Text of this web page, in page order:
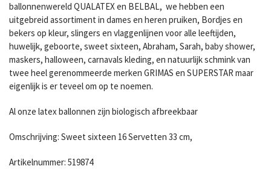
ballonnenwereld QUALATEX en BELBAL, we hebben een
uitgebreid assortiment in dames en heren pruiken, Bordjes en
bekers op kleur, slingers en vlaggenlijnen voor alle leeftijden,
huwelijk, geboorte, sweet sixteen, Abraham, Sarah, baby shower,
maskers, halloween, carnavals kleding, en natuurlijk schmink van
twee heel gerenommeerde merken GRIMAS en SUPERSTAR maar
eigenlijk is er teveel om op te noemen.
Al onze latex ballonnen zijn biologisch afbreekbaar
Omschrijving: Sweet sixteen 16 Servetten 33 cm,
Artikelnummer: 519874